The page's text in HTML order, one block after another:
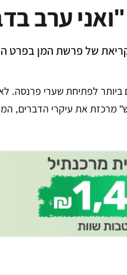
ערב
של פרשת המן בפרט
לפתיחת שערי פרנסה.
מרכזת את עיקרי הדברים,